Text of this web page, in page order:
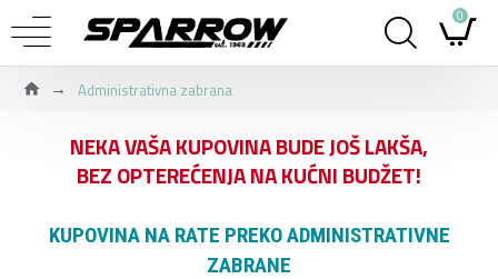
0
Administrativna zabrana
NEKA VAŠA KUPOVINA BUDE JOŠ LAKŠA,
BEZ OPTEREĆENJA NA KUĆNI BUDŽET!
KUPOVINA NA RATE PREKO ADMINISTRATIVNE
ZABRANE